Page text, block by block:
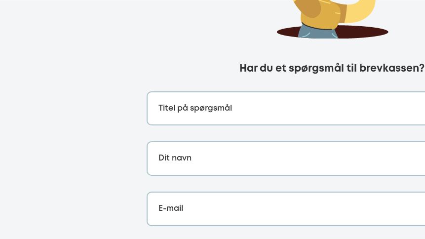
Har du et spørgsmål til brevkassen?
Titel på spørgsmål
Dit navn
E-mail